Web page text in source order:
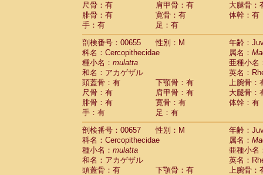
尺骨：有
肩甲骨：有
大腿骨：
腓骨：有
寛骨：有
体幹：有
手：有
足：有
剖検番号：00655
性別：M
年齢：
科名：Cercopithecidae
属名：
種小名： mulatta
亜種小名
和名：アカゲザル
英名：
頭蓋骨：有
下顎骨：有
上腕骨：
尺骨：有
肩甲骨：有
大腿骨：
腓骨：有
寛骨：有
体幹：有
手：有
足：有
剖検番号：00657
性別：M
年齢：
科名：Cercopithecidae
属名：
種小名： mulatta
亜種小名
和名：アカゲザル
英名：
頭蓋骨：有
下顎骨：有
上腕骨：